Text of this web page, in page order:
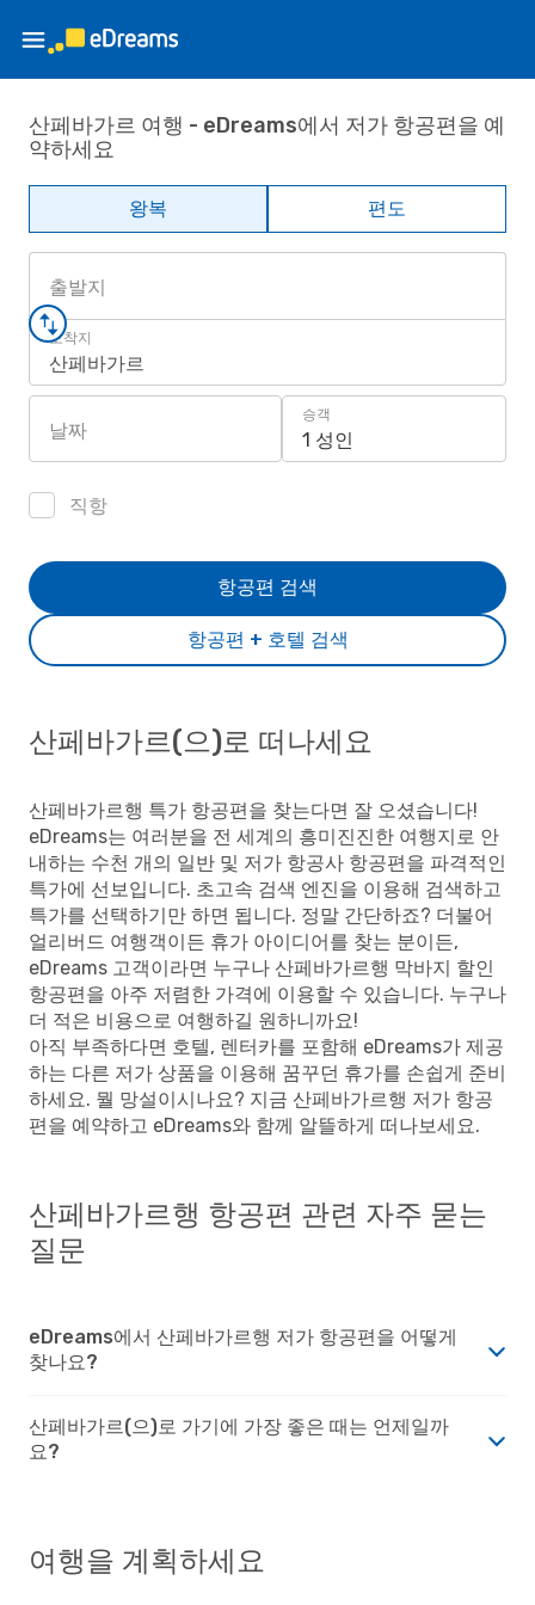
산페바가르 여행 - eDreams에서 저가 항공편을 예
약하세요
왕복 편도
출발지
도착지
산페바가르
날짜
승객
1 성인
직항
항공편 + 호텔 검색
항공편 검색
산페바가르(으)로 떠나세요
산페바가르행 특가 항공편을 찾는다면 잘 오셨습니다!
eDreams는 여러분을 전 세계의 흥미진진한 여행지로 안
내하는 수천 개의 일반 및 저가 항공사 항공편을 파격적인
특가에 선보입니다. 초고속 검색 엔진을 이용해 검색하고
특가를 선택하기만 하면 됩니다. 정말 간단하죠? 더불어
얼리버드 여행객이든 휴가 아이디어를 찾는 분이든,
eDreams 고객이라면 누구나 산페바가르행 막바지 할인
항공편을 아주 저렴한 가격에 이용할 수 있습니다. 누구나
더 적은 비용으로 여행하길 원하니까요!
아직 부족하다면 호텔, 렌터카를 포함해 eDreams가 제공
하는 다른 저가 상품을 이용해 꿈꾸던 휴가를 손쉽게 준비
하세요. 뭘 망설이시나요? 지금 산페바가르행 저가 항공
편을 예약하고 eDreams와 함께 알뜰하게 떠나보세요.
산페바가르행 항공편 관련 자주 묻는
질문
eDreams에서 산페바가르행 저가 항공편을 어떻게
찾나요?
산페바가르(으)로 가기에 가장 좋은 때는 언제일까
요?
여행을 계획하세요